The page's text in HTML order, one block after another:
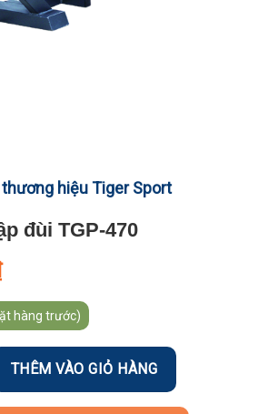
hiệu Tiger Sport
đùi TGP-470
hàng trước)
THÊM VÀO GIỎ HÀNG